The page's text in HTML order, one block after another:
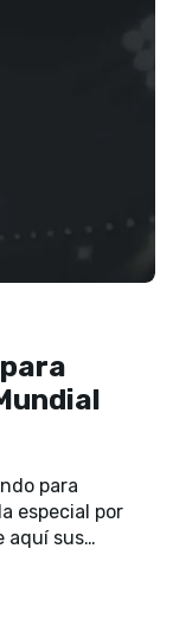
para
especial por
aquí sus